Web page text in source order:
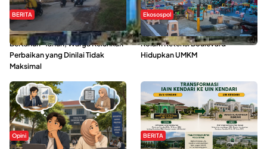
BERITA
Jalan Pasar Baruga Rusak
Bertahun-Tahun, Warga Keluhkan
Perbaikan yang Dinilai Tidak
Maksimal
Ekosospol
Ramainya Aktivitas Olahraga di
Kolam Retensi Boulevard
Hidupkan UMKM
Opini BERITA